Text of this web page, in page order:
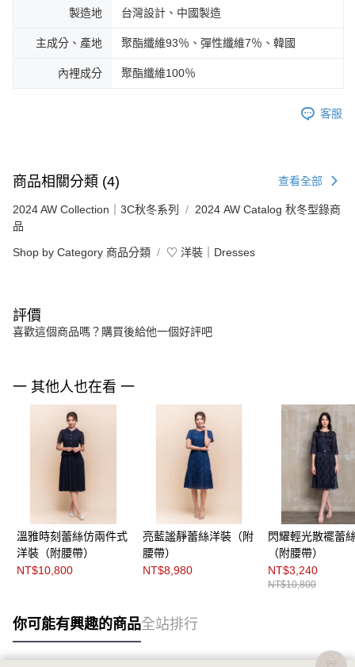
製造地 台灣設計、中國製造
主成分、產地 聚酯纖維93％、彈性纖維7％、韓國
內裡成分 聚酯纖維100％
客服
商品相關分類 (4) 查看全部
2024 AW Collection｜3C秋冬系列
2024 AW Catalog 秋冬型錄商
品
Shop by Category 商品分類 ♡ 洋裝｜Dresses
評價
喜歡這個商品嗎？購買後給他一個好評吧
一 其他人也在看 一
溫雅時刻蕾絲仿兩件式
洋裝（附腰帶）
NT$10,800
亮藍謐靜蕾絲洋裝（附
腰帶）
NT$8,980
閃耀輕光散襬蕾
（附腰帶）
NT$3,240
NT$10,800
你可能有興趣的商品全站排行